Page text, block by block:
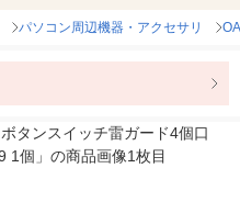
パソコン周辺機器・アクセサリ